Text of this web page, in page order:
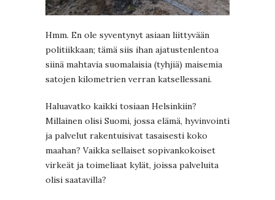
Hmm. En ole syventynyt asiaan liittyvään
politiikkaan; tämä siis ihan ajatustenlentoa
siinä mahtavia suomalaisia (tyhjiä) maisemia
satojen kilometrien verran katsellessani.
Haluavatko kaikki tosiaan Helsinkiin?
Millainen olisi Suomi, jossa elämä, hyvinvointi
ja palvelut rakentuisivat tasaisesti koko
maahan? Vaikka sellaiset sopivankokoiset
virkeät ja toimeliaat kylät, joissa palveluita
olisi saatavilla?